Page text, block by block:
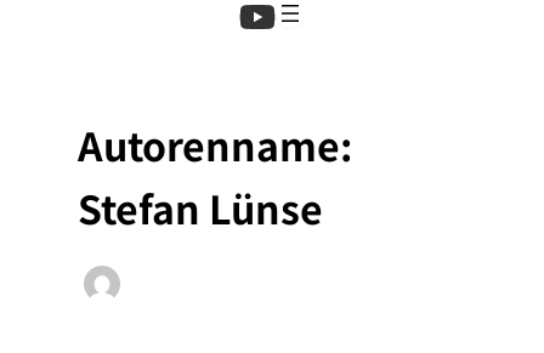
Autorenname:
Stefan Lünse